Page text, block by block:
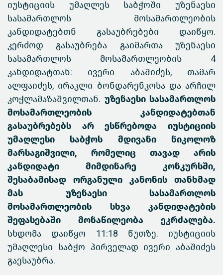
იუსტიციის უმაღლეს საბჭოში უზენაესი
სასამართლოს მოსამართლეობის
კანდიდატებთნ გასაუბრებები დაიწყო.
კერძოდ გასაუბრება გაიმართა უზენაესი
სასამართლოს მოსამართლეობის 4
კანდიდატთან: ივერი აბაშიძეს, თამარ
ალფაიძეს, ირაკლი ბონდარენკოსა და არჩილ
კოჭლამაზაშვილთან. უზენაესი სასამართლოს
მოსამართლეობის კანდიდატებთან
გასაუბრებებს არ ესწრებოდა იუსტიციის
უმაღლესი საბჭოს მდივანი ნიკოლოზ
მარსაგიშვილი, რომელიც თავად არის
კანდიდატი მიმდინარე კონკურსში,
შესაბამისად ორგანული კანონის თანხმად
მას უზენაესი სასამართლოს
მოსამართლეობის სხვა კანდიდატების
შეფასებაში მონაწილეობა ეკრძალება.
სხდომა დაიწყო 11:18 წუთზე. იუსტიციის
უმაღლესი საბჭო პირველად ივერი აბაშიძეს
გაესაუბრა.